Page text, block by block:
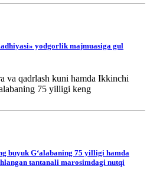
yodgorlik majmuasiga gul
va qadrlash kuni hamda Ikkinchi
75 yilligi keng
buyuk Gʻalabaning 75 yilligi hamda
tantanali marosimdagi nutqi